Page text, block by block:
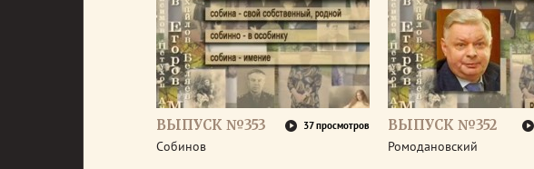
ВЫПУСК №353 37 просмотров
Собинов
ВЫПУСК №352
Ромодановский